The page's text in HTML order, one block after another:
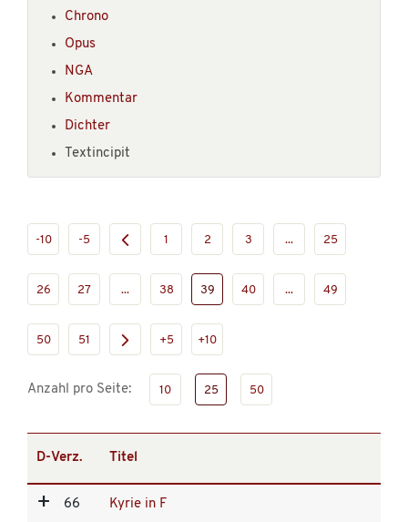
Chrono
Opus
NGA
Kommentar
Dichter
Textincipit
-10 -5 1 2 3 ... 25
26 27 ... 38 39 40 ... 49
50 51 +5 +10
Anzahl pro Seite: 10 25 50
D-Verz. Titel
66 Kyrie in F